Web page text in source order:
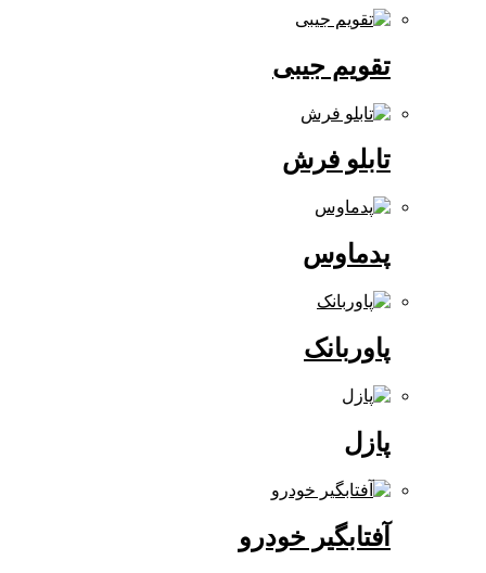
تقویم جیبی
تابلو فرش
آفتابگیر خودرو